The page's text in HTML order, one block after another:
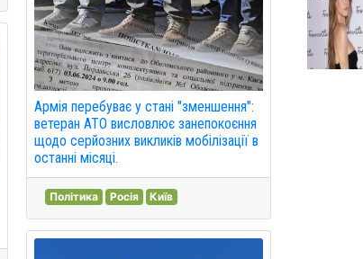
Армія перебуває у стані "зменшення":
ветеран АТО висловлює занепокоєння
щодо серйозних викликів мобілізації в
останні місяці.
Політика Росія Київ